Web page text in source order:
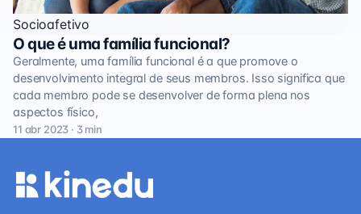
Socioafetivo
O que é uma família funcional?
Geralmente, uma família funcional é a que promove o
desenvolvimento integral de seus membros. Isso significa que
cada membro pode se desenvolver de forma plena nos
aspectos físico,
11 abr 2023 · 3 min